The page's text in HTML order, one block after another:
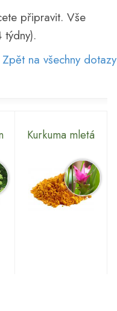
připravit. Vše
Zpět na všechny dotazy
Kurkuma mletá